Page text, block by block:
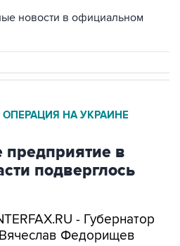
новости в официальном
НА УКРАИНЕ
в
подверглось
- Губернатор
Федорищев